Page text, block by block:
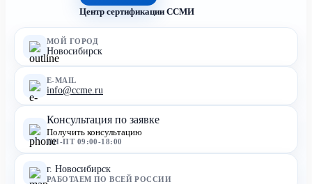
Центр сертификации ССМИ
МОЙ ГОРОД
Новосибирск
E-MAIL
info@ccme.ru
Консультация по заявке
Получить консультацию
ПН-ПТ 09:00-18:00
г. Новосибирск
РАБОТАЕМ ПО ВСЕЙ РОССИИ